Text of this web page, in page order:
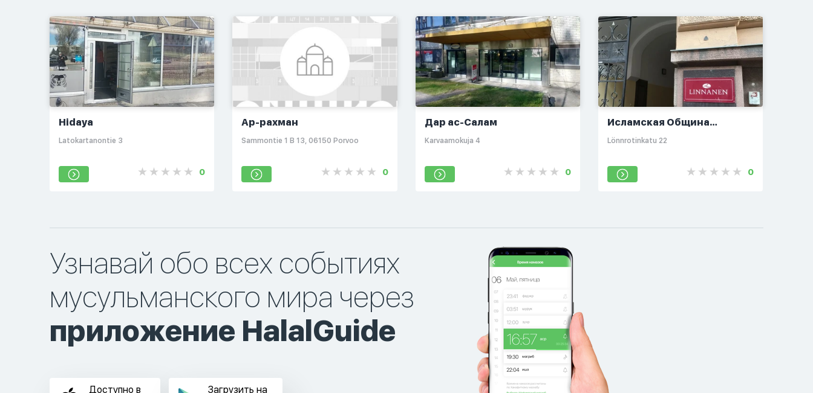
Hidaya
Latokartanontie 3
0
Ар-рахман
Sammontie 1 B 13, 06150 Porvoo
0
Дар ас-Салам
Karvaamokuja 4
0
Исламская Община
Финляндии
Lönnrotinkatu 22
0
Узнавай обо всех событиях
мусульманского мира через
приложение HalalGuide
Доступно в Загрузить на